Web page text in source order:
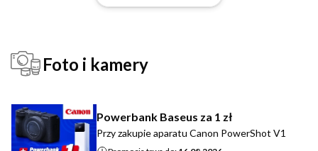
Foto i kamery
Powerbank Baseus za 1 zł
Przy zakupie aparatu Canon PowerShot V1